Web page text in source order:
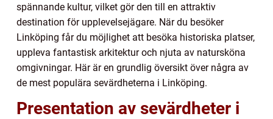
spännande kultur, vilket gör den till en attraktiv
destination för upplevelsejägare. När du besöker
Linköping får du möjlighet att besöka historiska platser,
uppleva fantastisk arkitektur och njuta av natursköna
omgivningar. Här är en grundlig översikt över några av
de mest populära sevärdheterna i Linköping.
Presentation av sevärdheter i